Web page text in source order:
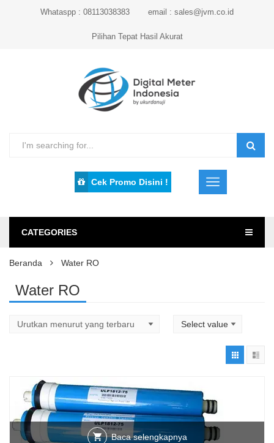
Whataspp : 08113038383 email : sales@jvm.co.id
Pilihan Tepat Hasil Akurat
Cek Promo Disini !
CATEGORIES
Beranda Water RO
Water RO
Baca selengkapnya